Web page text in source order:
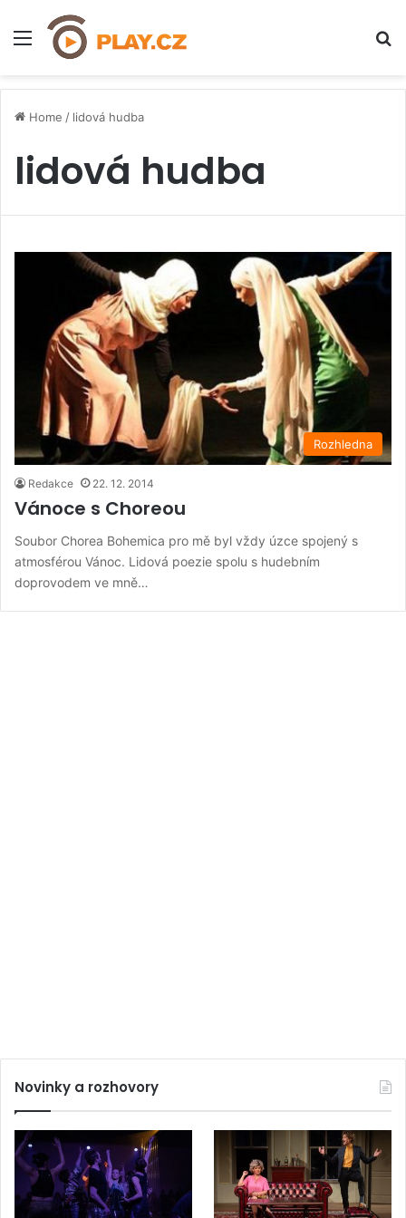
Menu
Home / lidová hudba
lidová hudba
Rozhledna
Redakce 22. 12. 2014
Vánoce s Choreou
Soubor Chorea Bohemica pro mě byl vždy úzce spojený s
atmosférou Vánoc. Lidová poezie spolu s hudebním
doprovodem ve mně…
Novinky a rozhovory